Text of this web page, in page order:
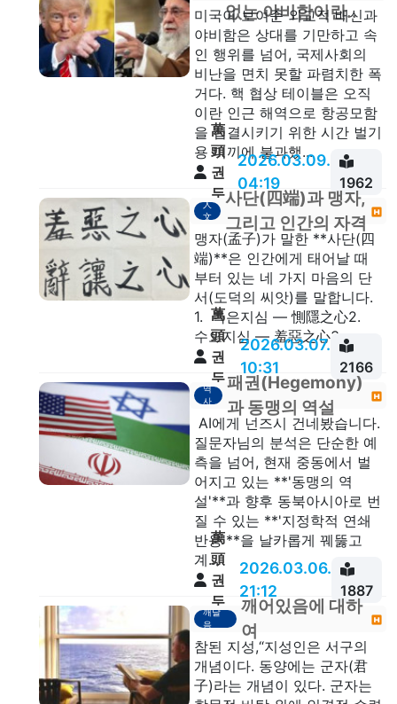
없는 야비함이란..
미국이 보여준 외교적 배신과
야비함은 상대를 기만하고 속
인 행위를 넘어, 국제사회의
비난을 면치 못할 파렴치한 폭
거다. 핵 협상 테이블은 오직
이란 인근 해역으로 항공모함
을 집결시키기 위한 시간 벌기
용 미끼에 불과했...
萬
頭
권
두
안
2026.03.09.
04:19
1962
人
文
사단(四端)과 맹자,
그리고 인간의 자격
맹자(孟子)가 말한 **사단(四
端)**은 인간에게 태어날 때
부터 있는 네 가지 마음의 단
서(도덕의 씨앗)를 말합니다.
1. 측은지심 — 惻隱之心2.
수오지심 — 羞惡之心3. ...
萬
頭
권
두
안
2026.03.07.
10:31
2166
역
사
패권(Hegemony)
과 동맹의 역설
AI에게 넌즈시 건네봤습니다.
질문자님의 분석은 단순한 예
측을 넘어, 현재 중동에서 벌
어지고 있는 **'동맹의 역
설'**과 향후 동북아시아로 번
질 수 있는 **'지정학적 연쇄
반응'**을 날카롭게 꿰뚫고
계...
萬
頭
권
두
안
2026.03.06.
21:12
1887
깨달
음
깨어있음에 대하
여
참된 지성,“지성인은 서구의
개념이다. 동양에는 군자(君
子)라는 개념이 있다. 군자는